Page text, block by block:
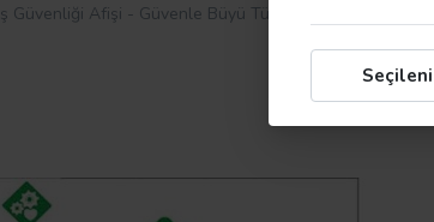
İş Güvenliği Afişi - Güvenle Büyü Türkiye